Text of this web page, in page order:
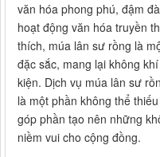
văn hóa phong phú, đậm
hoạt động văn hóa truyền
thích, múa lân sư rồng là
đặc sắc, mang lại không
kiện. Dịch vụ múa lân sư
là một phần không thể
góp phần tạo nên những
niềm vui cho cộng đồng.